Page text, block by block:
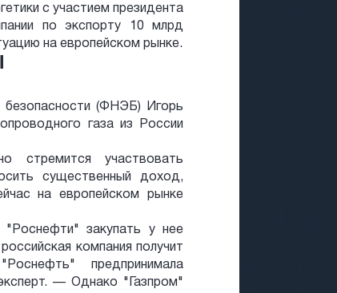
с участием президента
по экспорту 10 млрд
на европейском рынке.
безопасности (ФНЭБ) Игорь
газа из России
участвовать
существенный доход,
на европейском рынке
закупать у нее
компания получит
предпринимала
— Однако "Газпром"